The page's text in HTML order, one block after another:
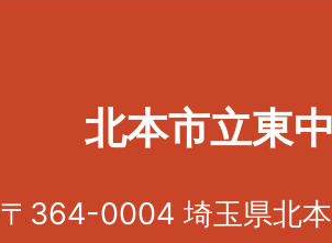
北本市立東
〒364-0004 埼玉県北